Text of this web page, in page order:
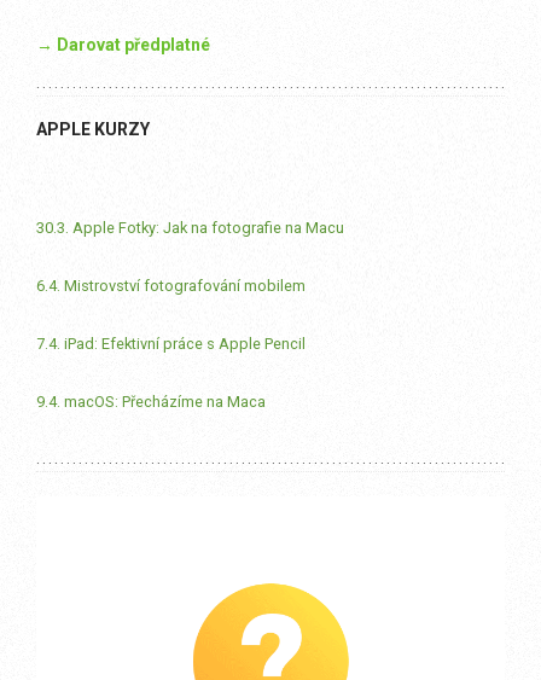
→ Darovat předplatné
APPLE KURZY
30.3. Apple Fotky: Jak na fotografie na Macu
6.4. Mistrovství fotografování mobilem
7.4. iPad: Efektivní práce s Apple Pencil
9.4. macOS: Přecházíme na Maca